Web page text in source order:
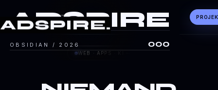
ADSPIRE
OBSIDIAN / 2026 000
ADSPIRE.
ADSPIRE.
WEB · APPS · KI — NIŠ